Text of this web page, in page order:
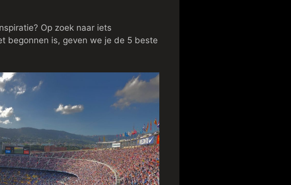
Op zoek naar iets
begonnen is, geven we je de 5 beste